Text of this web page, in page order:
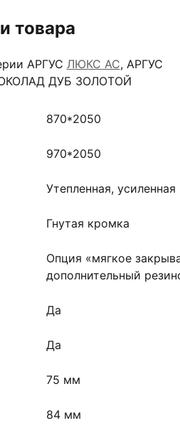
товара
АРГУС ЛЮКС АС, АРГУС
ДУБ ЗОЛОТОЙ
870*2050
970*2050
Утепленная,
Гнутая кромка
Опция «мягкое
дополнительный
Да
Да
75 мм
84 мм